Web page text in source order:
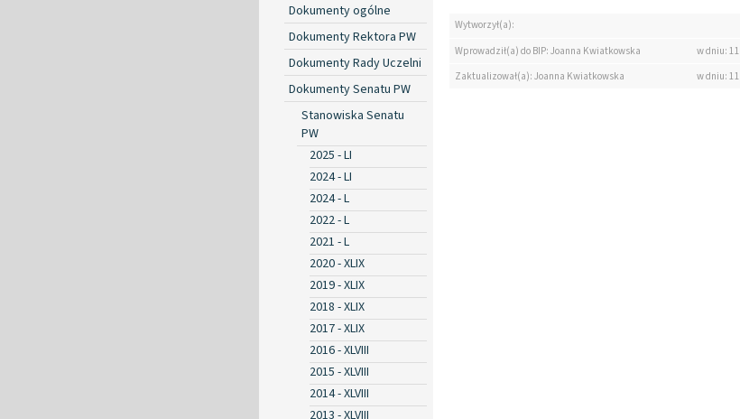
Dokumenty ogólne
Dokumenty Rektora PW
Dokumenty Rady Uczelni
Dokumenty Senatu PW
Stanowiska Senatu
PW
2025 - LI
2024 - LI
2024 - L
2022 - L
2021 - L
2020 - XLIX
2019 - XLIX
2018 - XLIX
2017 - XLIX
2016 - XLVIII
2015 - XLVIII
2014 - XLVIII
2013 - XLVIII
Wytworzył(a):
Wprowadził(a) do BIP: Joanna Kwiatkowska
w dniu:
Zaktualizował(a): Joanna Kwiatkowska
w dniu: